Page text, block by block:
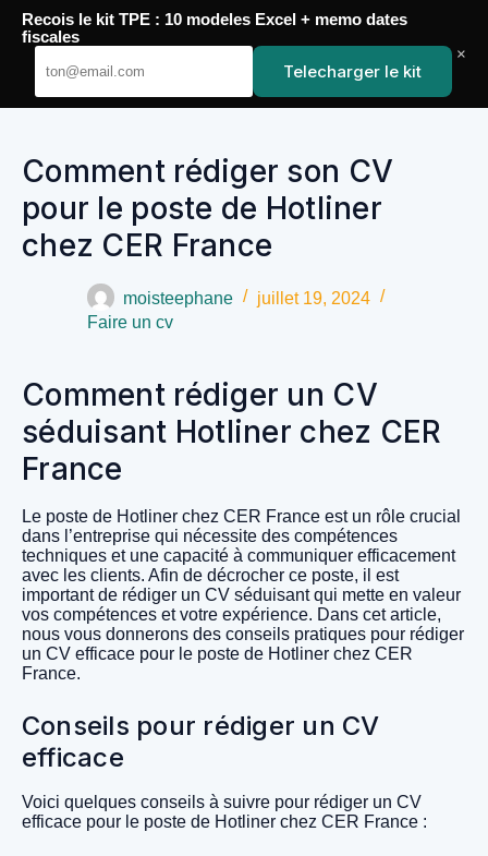
Passer
au
contenu
Comment rédiger son CV
pour le poste de Hotliner
chez CER France
moisteephane
juillet 19, 2024
Faire un cv
Comment rédiger un CV
séduisant Hotliner chez CER
France
Le poste de Hotliner chez CER France est un rôle crucial
dans l’entreprise qui nécessite des compétences
techniques et une capacité à communiquer efficacement
avec les clients. Afin de décrocher ce poste, il est
important de rédiger un CV séduisant qui mette en valeur
vos compétences et votre expérience. Dans cet article,
nous vous donnerons des conseils pratiques pour rédiger
un CV efficace pour le poste de Hotliner chez CER
France.
Conseils pour rédiger un CV
efficace
Voici quelques conseils à suivre pour rédiger un CV
efficace pour le poste de Hotliner chez CER France :
Recois le kit TPE : 10 modeles Excel + memo dates
fiscales
Telecharger le kit
×